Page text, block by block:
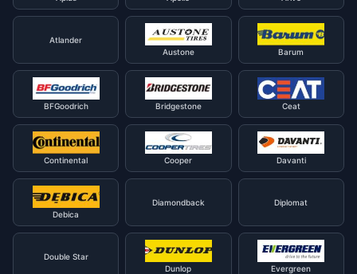
Atlander
Austone
Barum
BFGoodrich Bridgestone Ceat
Continental Cooper Davanti
Debica
Diamondback Diplomat
Double Star
Dunlop
Evergreen